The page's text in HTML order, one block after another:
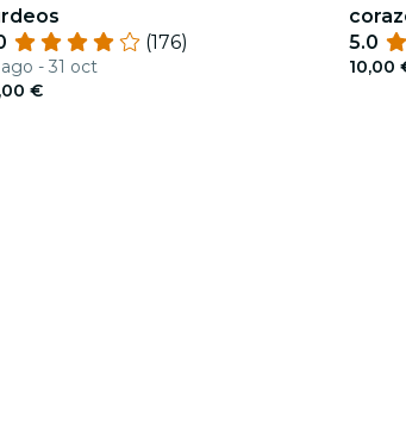
(176)
- 31 oct
€
5.0
10,00